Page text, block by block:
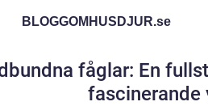
BLOGGOMHUSDJUR.se
fåglar: En
fascinerande